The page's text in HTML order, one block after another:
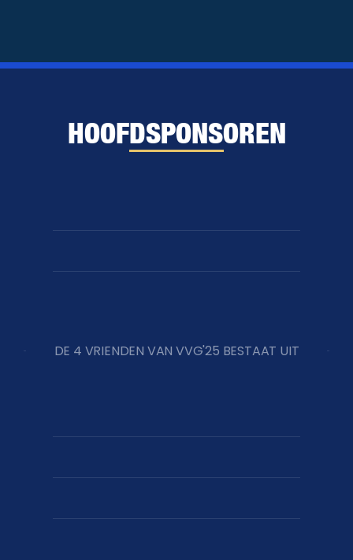
HOOFDSPONSOREN
DE 4 VRIENDEN VAN VVG'25 BESTAAT UIT